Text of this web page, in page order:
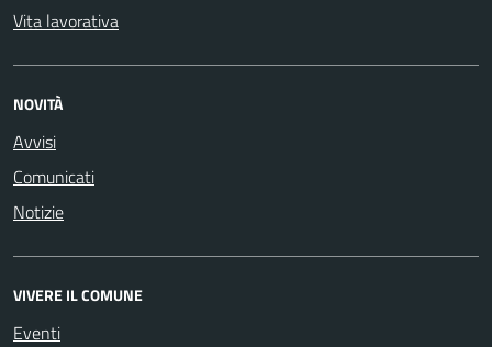
Vita lavorativa
NOVITÀ
Avvisi
Comunicati
Notizie
VIVERE IL COMUNE
Eventi